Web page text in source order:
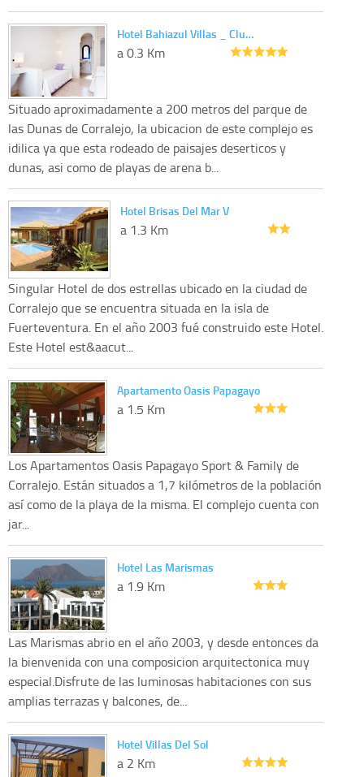
Hotel Bahiazul Villas _ Clu…
a 0.3 Km
Situado aproximadamente a 200 metros del parque de
las Dunas de Corralejo, la ubicacion de este complejo es
idilica ya que esta rodeado de paisajes deserticos y
dunas, asi como de playas de arena b...
Hotel Brisas Del Mar V
a 1.3 Km
Singular Hotel de dos estrellas ubicado en la ciudad de
Corralejo que se encuentra situada en la isla de
Fuerteventura. En el año 2003 fué construido este Hotel.
Este Hotel est&aacut...
Apartamento Oasis Papagayo
a 1.5 Km
Los Apartamentos Oasis Papagayo Sport & Family de
Corralejo. Están situados a 1,7 kilómetros de la población
así como de la playa de la misma. El complejo cuenta con
jar...
Hotel Las Marismas
a 1.9 Km
Las Marismas abrio en el año 2003, y desde entonces da
la bienvenida con una composicion arquitectonica muy
especial.Disfrute de las luminosas habitaciones con sus
amplias terrazas y balcones, de...
Hotel Villas Del Sol
a 2 Km